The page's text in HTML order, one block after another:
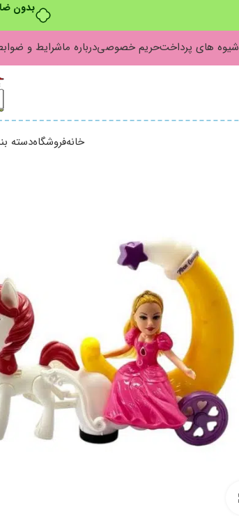
بدون
شیوه های پرداختحریم خصوصیدرباره ماشرایط و
خانهفروشگاهدسته